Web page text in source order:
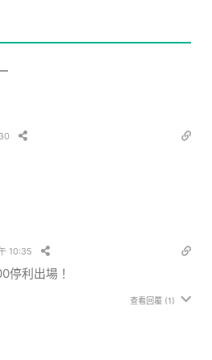
10:35
停利出場！
查看回覆 (1)